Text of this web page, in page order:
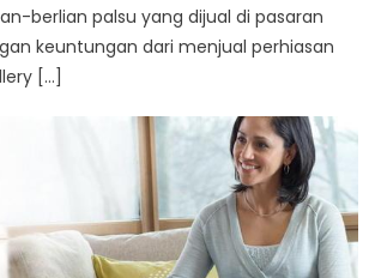
berlian palsu yang dijual di pasaran
keuntungan dari menjual perhiasan
[…]